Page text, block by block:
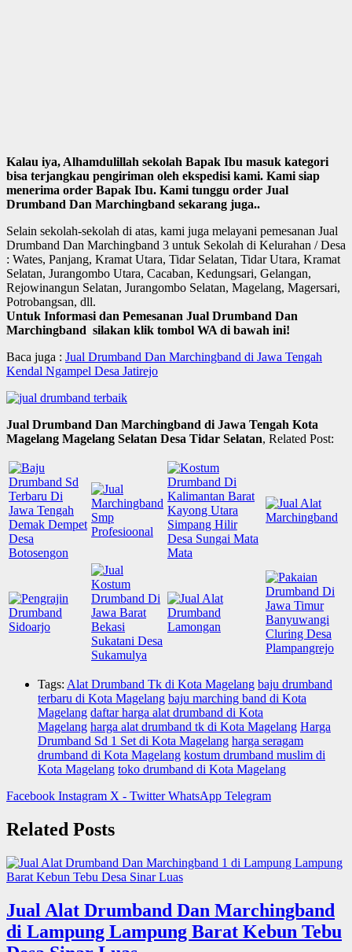
Kalau iya, Alhamdulillah sekolah Bapak Ibu masuk kategori
bisa terjangkau pengiriman oleh ekspedisi kami. Kami siap
menerima order Bapak Ibu. Kami tunggu order Jual
Drumband Dan Marchingband sekarang juga..
Selain sekolah-sekolah di atas, kami juga melayani pemesanan Jual
Drumband Dan Marchingband 3 untuk Sekolah di Kelurahan / Desa
: Wates, Panjang, Kramat Utara, Tidar Selatan, Tidar Utara, Kramat
Selatan, Jurangombo Utara, Cacaban, Kedungsari, Gelangan,
Rejowinangun Selatan, Jurangombo Selatan, Magelang, Magersari,
Potrobangsan, dll.
Untuk Informasi dan Pemesanan Jual Drumband Dan
Marchingband silakan klik tombol WA di bawah ini!
Baca juga : Jual Drumband Dan Marchingband di Jawa Tengah
Kendal Ngampel Desa Jatirejo
Jual Drumband Dan Marchingband di Jawa Tengah Kota
Magelang Magelang Selatan Desa Tidar Selatan, Related Post:
Tags: Alat Drumband Tk di Kota Magelang baju drumband
terbaru di Kota Magelang baju marching band di Kota
Magelang daftar harga alat drumband di Kota
Magelang harga alat drumband tk di Kota Magelang Harga
Drumband Sd 1 Set di Kota Magelang harga seragam
drumband di Kota Magelang kostum drumband muslim di
Kota Magelang toko drumband di Kota Magelang
Facebook Instagram X - Twitter WhatsApp Telegram
Related Posts
Jual Alat Drumband Dan Marchingband
di Lampung Lampung Barat Kebun Tebu